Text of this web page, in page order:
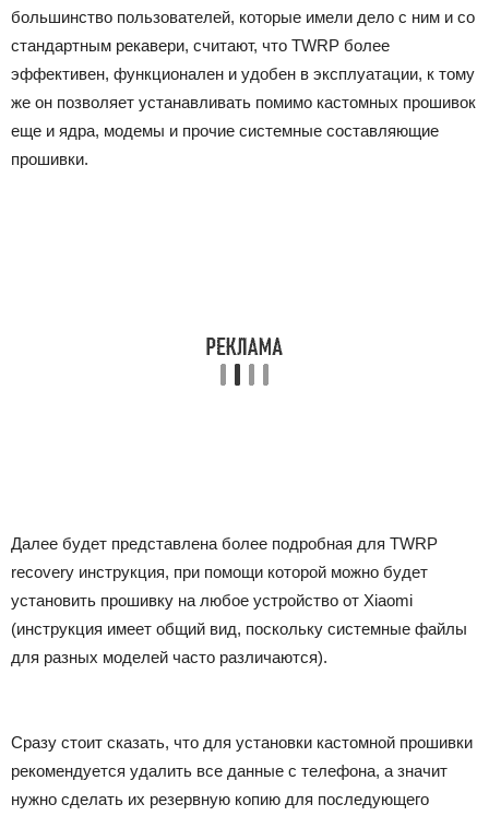
большинство пользователей, которые имели дело с ним и со
стандартным рекавери, считают, что TWRP более
эффективен, функционален и удобен в эксплуатации, к тому
же он позволяет устанавливать помимо кастомных прошивок
еще и ядра, модемы и прочие системные составляющие
прошивки.
Далее будет представлена более подробная для TWRP
recovery инструкция, при помощи которой можно будет
установить прошивку на любое устройство от Xiaomi
(инструкция имеет общий вид, поскольку системные файлы
для разных моделей часто различаются).
Сразу стоит сказать, что для установки кастомной прошивки
рекомендуется удалить все данные с телефона, а значит
нужно сделать их резервную копию для последующего